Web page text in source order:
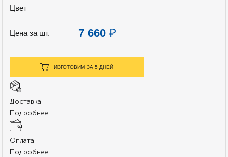
Цвет
Цена за шт. 7 660 ₽
ИЗГОТОВИМ ЗА 5 ДНЕЙ
Доставка
Подробнее
Оплата
Подробнее